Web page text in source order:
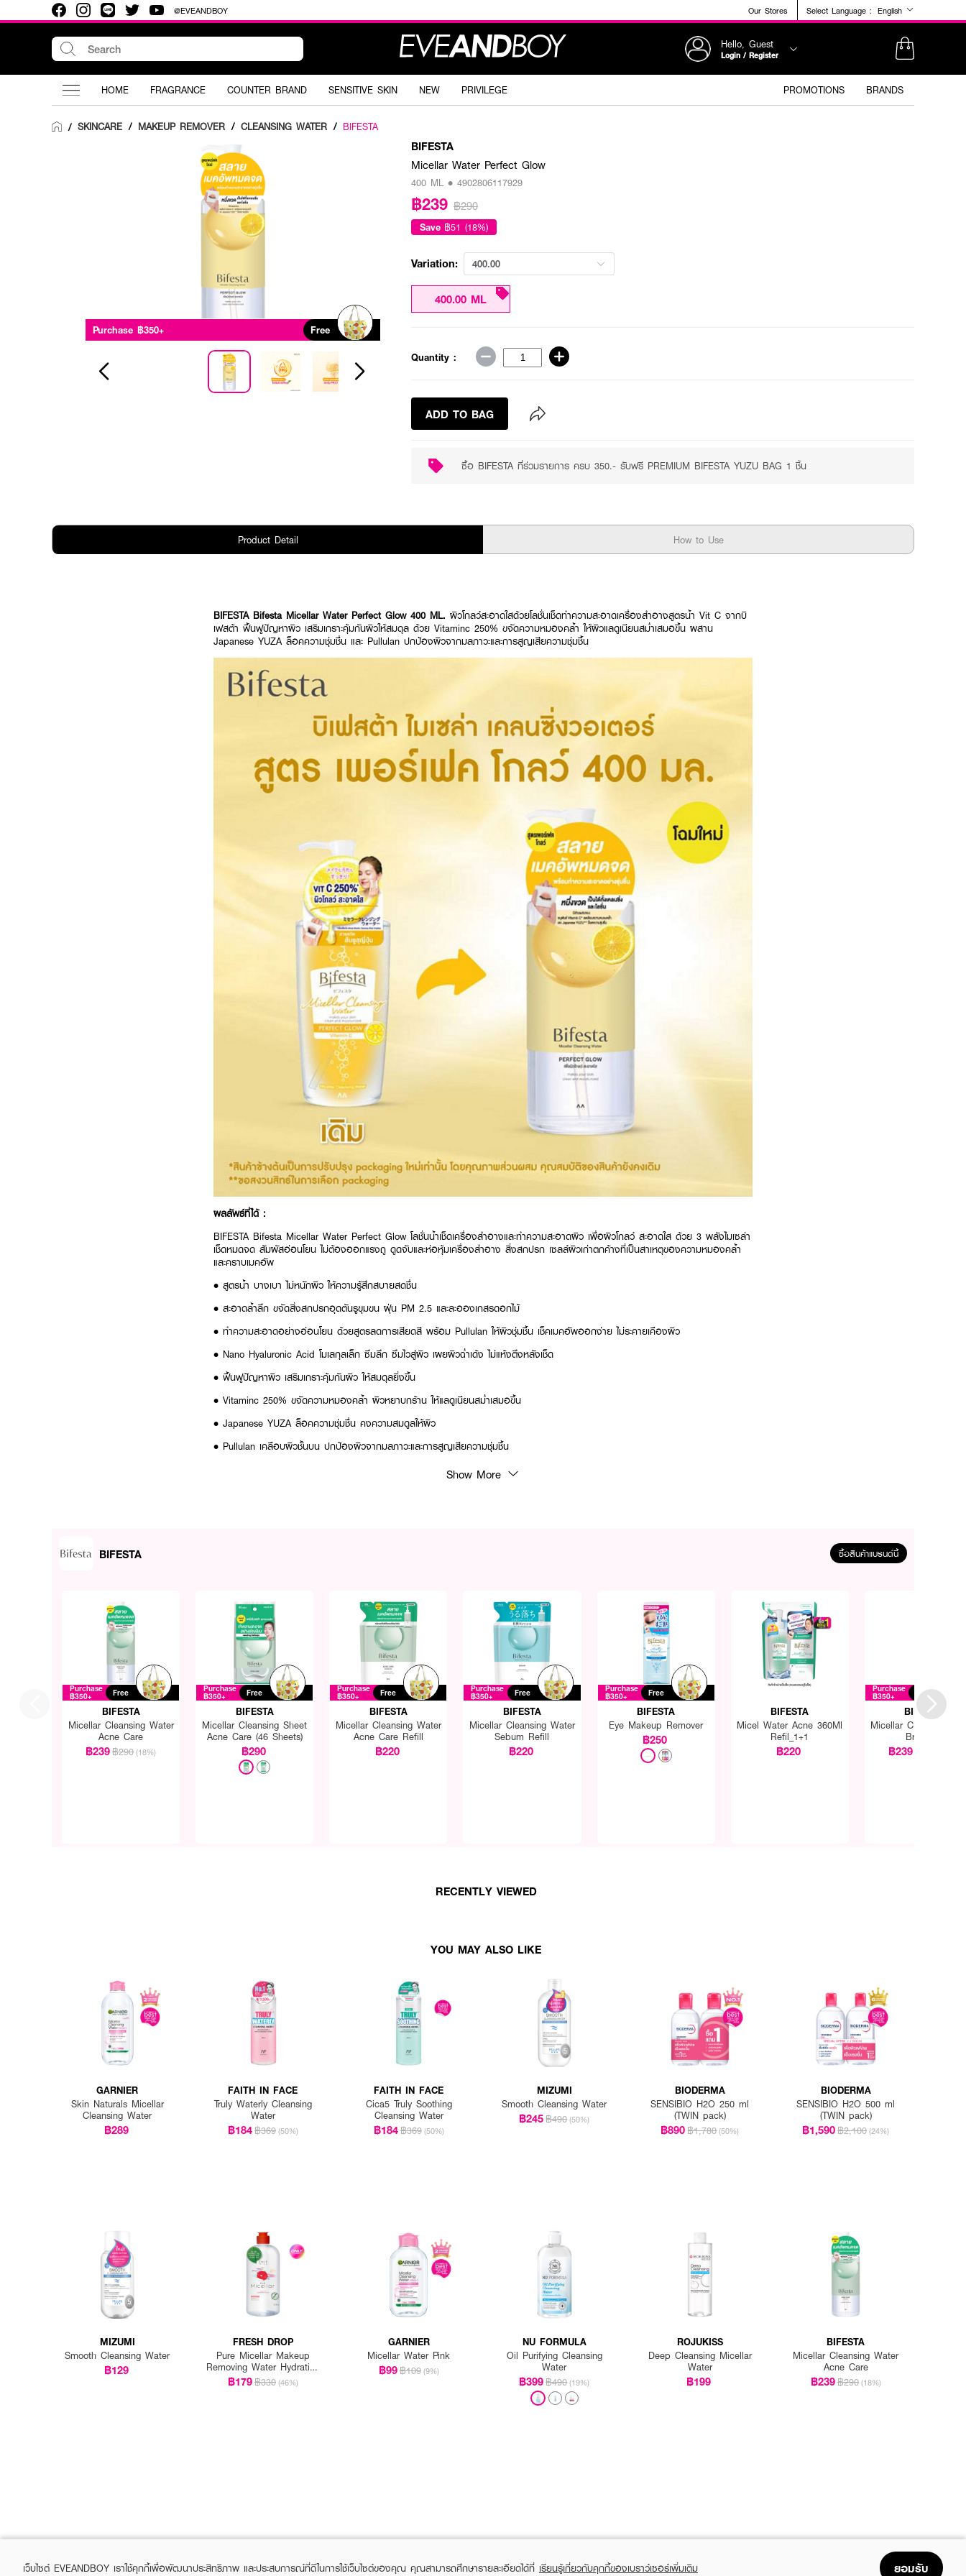
@EVEANDBOY Our Stores Select Language : English
Hello, Guest
Login / Register
HOME FRAGRANCE COUNTER BRAND SENSITIVE SKIN NEW PRIVILEGE PROMOTIONS BRANDS
/ SKINCARE / MAKEUP REMOVER / CLEANSING WATER / BIFESTA
Purchase ฿350+ Free
BIFESTA
Micellar Water Perfect Glow
400 ML • 4902806117929
฿239 ฿290
Save ฿51 (18%)
Variation: 400.00
400.00 ML
Quantity :
ADD TO BAG
ซื้อ BIFESTA ที่ร่วมรายการ ครบ 350.- รับฟรี PREMIUM BIFESTA YUZU BAG 1 ชิ้น
Product Detail How to Use
BIFESTA Bifesta Micellar Water Perfect Glow 400 ML. ผิวโกลว์สะอาดใสด้วยโลชั่นเช็ดทำความสะอาดเครื่องสำอางสูตรน้ำ Vit C จากบิ
เฟสต้า ฟื้นฟูปัญหาผิว เสริมเกราะคุ้มกันผิวให้สมดุล ด้วย Vitaminc 250% ขจัดความหมองคล้ำ ให้ผิวแลดูเนียนสม่ำเสมอขึ้น ผสาน
Japanese YUZA ล็อคความชุ่มชื่น และ Pullulan ปกป้องผิวจากมลภาวะและการสูญเสียความชุ่มชื้น
ผลลัพธ์ที่ได้ :
BIFESTA Bifesta Micellar Water Perfect Glow โลชั่นน้ำเช็ดเครื่องสำอางและทำความสะอาดผิว เพื่อผิวโกลว์ สะอาดใส ด้วย 3 พลังไมเซล่า
เช็ดหมดจด สัมผัสอ่อนโยน ไม่ต้องออกแรงถู ดูดจับและห่อหุ้มเครื่องสำอาง สิ่งสกปรก เซลล์ผิวเก่าตกค้างที่เป็นสาเหตุของความหมองคล้ำ
และคราบเมคอัพ
• สูตรน้ำ บางเบา ไม่หนักผิว ให้ความรู้สึกสบายสดชื่น
• สะอาดล้ำลึก ขจัดสิ่งสกปรกอุดตันรูขุมขน ฝุ่น PM 2.5 และละอองเกสรดอกไม้
• ทำความสะอาดอย่างอ่อนโยน ด้วยสูตรลดการเสียดสี พร้อม Pullulan ให้ผิวชุ่มชื้น เช็คเมคอัพออกง่าย ไม่ระคายเคืองผิว
• Nano Hyaluronic Acid โมเลกุลเล็ก ซึมลึก ซึมไวสู่ผิว เผยผิวฉ่ำเด้ง ไม่แห้งตึงหลังเช็ด
• ฟื้นฟูปัญหาผิว เสริมเกราะคุ้มกันผิว ให้สมดุลยิ่งขึ้น
• Vitaminc 250% ขจัดความหมองคล้ำ ผิวหยาบกร้าน ให้แลดูเนียนสม่ำเสมอขึ้น
• Japanese YUZA ล็อคความชุ่มชื่น คงความสมดูลให้ผิว
• Pullulan เคลือบผิวชั้นบน ปกป้องผิวจากมลภาวะและการสูญเสียความชุ่มชื้น
How To Use :
กดหัวปั๊ม 2-3 ครั้งให้โลชั่นหยดลงบนสำลี แล้วเช็ดออกเบาๆ ให้ทั่วผิวหน้า เปลี่ยนสำลีเช็ดซ้ำจนกว่าจะหมดคราบเครื่องสำอาง ไม่จำเป็นต้องล้าง
น้ำออก หรือล้างหน้าซ้ำด้วยโฟมหรือเจลใดๆ
Show More
BIFESTA ซื้อสินค้าแบรนด์นี้
Purchase
฿350+ Free
BIFESTA
Micellar Cleansing Water
Acne Care
฿239฿290 (18%)
Purchase
฿350+ Free
BIFESTA
Micellar Cleansing Sheet
Acne Care (46 Sheets)
฿290
Purchase
฿350+ Free
BIFESTA
Micellar Cleansing Water
Acne Care Refill
฿220
Purchase
฿350+ Free
BIFESTA
Micellar Cleansing Water
Sebum Refill
฿220
Purchase
฿350+ Free
BIFESTA
Eye Makeup Remover
฿250
BIFESTA
Micel Water Acne 360Ml
Refil_1+1
฿220
Purchase
฿350+ Free
BIFESTA
Micellar Cleansing
Brightup
฿239
RECENTLY VIEWED
YOU MAY ALSO LIKE
GARNIER
Skin Naturals Micellar
Cleansing Water
฿289
FAITH IN FACE
Truly Waterly Cleansing
Water
฿184฿369 (50%)
FAITH IN FACE
Cica5 Truly Soothing
Cleansing Water
฿184฿369 (50%)
MIZUMI
Smooth Cleansing Water
฿245฿490 (50%)
BIODERMA
SENSIBIO H2O 250 ml
(TWIN pack)
฿890฿1,780 (50%)
BIODERMA
SENSIBIO H2O 500 ml
(TWIN pack)
฿1,590฿2,100 (24%)
MIZUMI
Smooth Cleansing Water
฿129
FRESH DROP
Pure Micellar Makeup
Removing Water Hydrating
Formula
฿179฿330 (46%)
GARNIER
Micellar Water Pink
฿99฿109 (9%)
NU FORMULA
Oil Purifying Cleansing
Water
฿399฿490 (19%)
ROJUKISS
Deep Cleansing Micellar
Water
฿199
BIFESTA
Micellar Cleansing Water
Acne Care
฿239฿290 (18%)
เว็บไซต์ EVEANDBOY เราใช้คุกกี้เพื่อพัฒนาประสิทธิภาพ และประสบการณ์ที่ดีในการใช้เว็บไซต์ของคุณ คุณสามารถศึกษารายละเอียดได้ที่ เรียนรู้เกี่ยวกับคุกกี้ของเบราว์เซอร์เพิ่มเติม ยอมรับ